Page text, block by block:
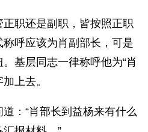
职还是副职，皆按照正职
呼应该为肖副部长，可是
基层同志一律称呼他为“肖
上去。
“肖部长到益杨来有什么